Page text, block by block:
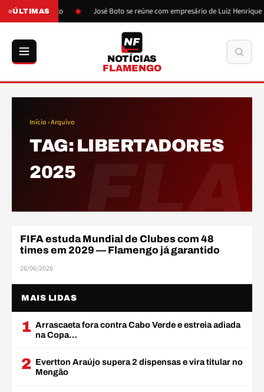
ÚLTIMAS
de Boto José Boto se reúne com empresário de Luiz Henrique
NF
NOTÍCIAS
FLAMENGO
FLA
Início › Arquivo
TAG: LIBERTADORES
2025
LIBERTADORES
FIFA estuda Mundial de Clubes com 48
times em 2029 — Flamengo já garantido
26/06/2026
MAIS LIDAS
1 Arrascaeta fora contra Cabo Verde e estreia adiada
na Copa…
2 Evertton Araújo supera 2 dispensas e vira titular no
Mengão